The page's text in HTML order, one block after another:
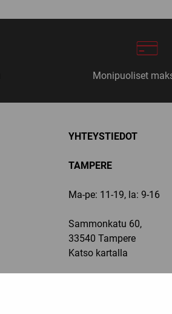
Monipuoliset
YHTEYSTIEDOT
TAMPERE
Ma-pe: 11-19, la: 9-16
Sammonkatu 60,
33540 Tampere
Katso kartalla